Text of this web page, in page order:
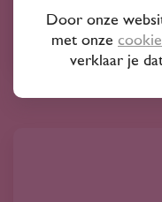
Door onze
met onze
verklaar je